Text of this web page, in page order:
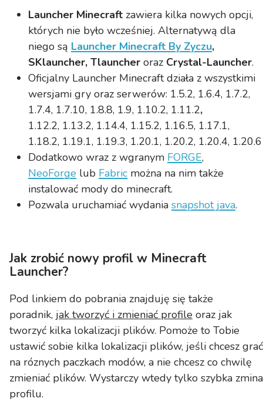
Launcher Minecraftzawiera kilka nowych opcji,
których nie było wcześniej. Alternatywą dla
niego są Launcher Minecraft By Zyczu,
SKlauncher, Tlauncher oraz Crystal-Launcher.
Oficjalny Launcher Minecraft działa z wszystkimi
wersjami gry oraz serwerów: 1.5.2, 1.6.4, 1.7.2,
1.7.4, 1.7.10, 1.8.8, 1.9, 1.10.2, 1.11.2,
1.12.2, 1.13.2, 1.14.4, 1.15.2, 1.16.5, 1.17.1,
1.18.2, 1.19.1, 1.19.3, 1.20.1, 1.20.2, 1.20.4, 1.20.6
Dodatkowo wraz z wgranym FORGE,
NeoForge lub Fabricmożna na nim także
instalować mody do minecraft.
Pozwala uruchamiać wydania snapshot java.
Jak zrobić nowy profil w Minecraft
Launcher?
Pod linkiem do pobrania znajduję się także
poradnik, jak tworzyć i zmieniać profile oraz jak
tworzyć kilka lokalizacji plików. Pomoże to Tobie
ustawić sobie kilka lokalizacji plików, jeśli chcesz grać
na róznych paczkach modów, a nie chcesz co chwilę
zmieniać plików. Wystarczy wtedy tylko szybka zmina
profilu.